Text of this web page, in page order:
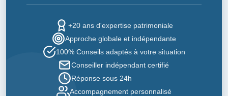
+20 ans d'expertise patrimoniale
Approche globale et indépendante
100% Conseils adaptés à votre situation
Conseiller indépendant certifié
Réponse sous 24h
Accompagnement personnalisé